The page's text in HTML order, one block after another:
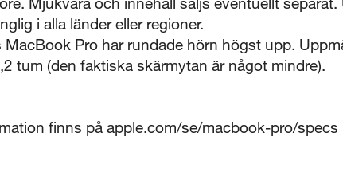
i alla länder eller regioner.
Pro har rundade hörn högst upp.
tum (den faktiska skärmytan är något mindre).
finns på apple.com/se/macbook-pro/specs